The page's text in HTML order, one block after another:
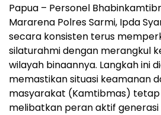
Papua – Personel
Mararena Polres Sarmi, Ipda
secara konsisten terus
silaturahmi dengan merangkul
wilayah binaannya. Langkah ini
memastikan situasi keamanan
masyarakat (Kamtibmas)
melibatkan peran aktif generasi